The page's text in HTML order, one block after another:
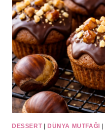
İÇI
AKIŞKAN
DESSERT| DÜNYA MUTFAĞI |